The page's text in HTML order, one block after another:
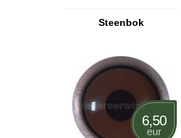
Steenbok
6,50
eur